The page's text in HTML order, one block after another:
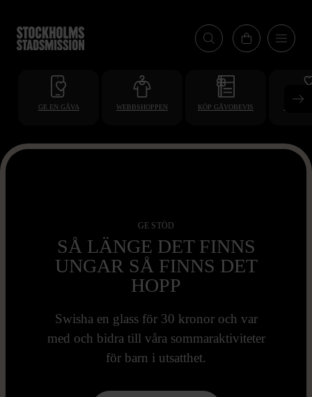
till
huvudinnehåll
GE EN GÅVA WEBBSHOPPEN KÖP GÅVOBEVIS
GE STÖD
SÅ LÄNGE DET FINNS
UNGAR SÅ FINNS DET
HOPP
Swisha en glass för 30 kronor och var
med och bidra till våra sommaraktiviteter
för barn i utsatthet.